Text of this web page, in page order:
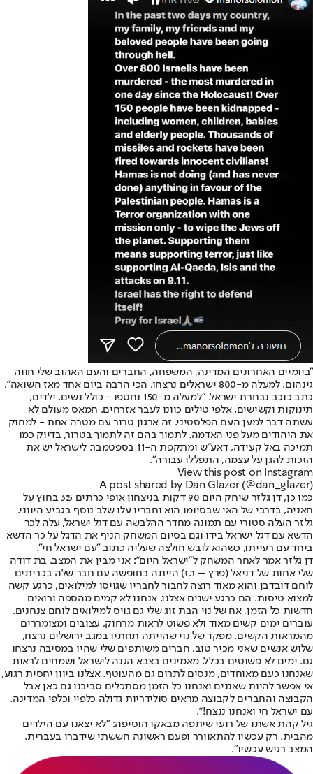
"ביומיים האחרונים המדינה, המשפחה, החברים והעם האהוב שלי חווה
גינהום. למעלה מ-800 ישראלים נרצחו, הכי הרבה ביום אחד מאז השואה",
כתב כוכב נבחרת ישראל. "למעלה מ-150 נחטפו - כולל נשים, ילדים,
תינוקות וקשישים. אלפי טילים כוונו לעבר אזרחים. חמאס מעולם לא
עשתה דבר למען העם הפלסטיני. זה ארגון טרור עם מטרה אחת - למחוק
את היהודים מעל פני האדמה. לתמוך בהם זה לתמוך בטרור, בדיוק כמו
תמיכה באל קעידה, דאע"ש ומתקפת ה-11 בספטמבר. לישראל יש את
הזכות להגן על עצמה, התפללו עבורה".
View this post on Instagram
A post shared by Dan Glazer (@dan_glazer)
כמו כן, דן גלזר שיחק היום 90 דקות בניצחון אופי כרתים 3:5 בחוץ על
חאניה, בדרבי של האי שבסיומו הוא וחבריו עלו שלב נוסף בגביע היווני.
גלזר העלה סטורי עם תמונה מחדר ההלבשה עם דגל ישראל, עלה לכר
הדשא עם דגל ישראל בידו וגם בסיום המשחק הניף את הדגל על כר הדשא
ביחד עם רעייתו, כשהוא לובש חולצה שעליה כתוב "עם ישראל חי".
דן גלזר אמר לאחר המשחק ל"ישראל היום": אני מבין את המצב. בת דודה
שלי אחות של דניאל (פרץ – ר.ז) הייתה בחופשה עם חבר שלה בכריתים
לוחם דובדבן והוא מאוד רוצה לחבור לחבריו שגויסו למילואים, כרגע קשה
למצוא טיסות. הם כרגע ישנים אצלנו. אנחנו לא קמים מהספה ורואים
חדשות כל הזמן, אח של נוי הבת זוג שלי גם גויס למילואים לוחם צנחנים.
עוברים ימים קשים מאוד ולא פשוט לראות מרחוק, עצובים ומצומררים
מהמראות הקשים. מפקד של נוי שהייתה תחתיו במגב ירושלים נרצח,
שלוש אנשים שאני מכיר טוב, חברים משותפים שלי שהיו במסיבה נרצחו
גם. ימים לא פשוטים בכלל, מאמינים בצבא הגנה לישראל ושמחים לראות
שאנחנו כעם מאוחדים, מנסים לתרום גם מהעוטף. אצלנו ביוון יחסית רגוע,
אי אפשר להיות שאננים ואנחנו כל הזמן מסתכלים סביבנו גם כאן אבל
הקבוצה והחברים לקבוצה מראים סולידריות גדולה כלפיי וכלפי המדינה.
עם ישראל חי ואנחנו ננצח!".
גיל קהת אשתו של רועי שיתפה מבאקו הוסיפה: "לא יצאנו עם הילדים
מהבית. רק עכשיו להתאוורר ופעם ראשונה חששתי שידברו בעברית.
המצב רגיש עכשיו״.